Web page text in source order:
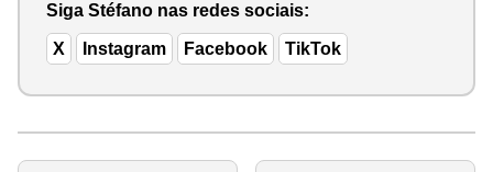
Siga Stéfano nas redes sociais:
X Instagram Facebook TikTok